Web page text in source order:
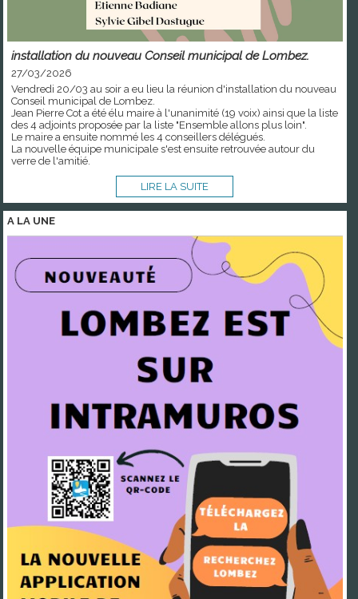
installation du nouveau Conseil municipal de Lombez.
27/03/2026
Vendredi 20/03 au soir a eu lieu la réunion d'installation du nouveau
Conseil municipal de Lombez.
Jean Pierre Cot a été élu maire à l'unanimité (19 voix) ainsi que la liste
des 4 adjoints proposée par la liste "Ensemble allons plus loin".
Le maire a ensuite nommé les 4 conseillers délégués.
La nouvelle équipe municipale s'est ensuite retrouvée autour du
verre de l'amitié.
LIRE LA SUITE
A LA UNE